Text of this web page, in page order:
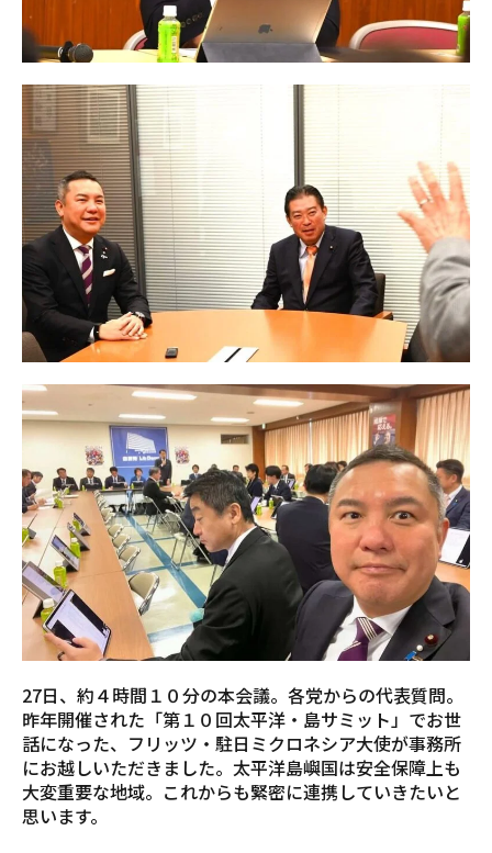
27日、約４時間１０分の本会議。各党からの代表質問。
昨年開催された「第１０回太平洋・島サミット」でお世
話になった、フリッツ・駐日ミクロネシア大使が事務所
にお越しいただきました。太平洋島嶼国は安全保障上も
大変重要な地域。これからも緊密に連携していきたいと
思います。